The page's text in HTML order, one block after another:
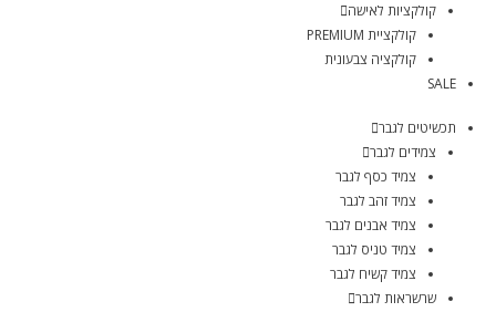
קולקציות לאישה
קולקציית PREMIUM
קולקציה צבעונית
SALE
תכשיטים לגבר
צמידים לגבר
צמיד כסף לגבר
צמיד זהב לגבר
צמיד אבנים לגבר
צמיד טניס לגבר
צמיד קשיח לגבר
שרשראות לגבר